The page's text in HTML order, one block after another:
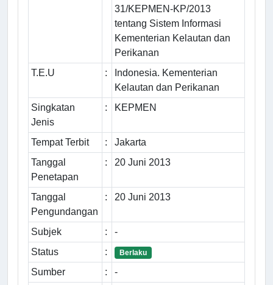
31/KEPMEN-KP/2013
tentang Sistem Informasi
Kementerian Kelautan dan
Perikanan
T.E.U
:
Indonesia. Kementerian
Kelautan dan Perikanan
Singkatan
Jenis
: KEPMEN
Tempat Terbit :
Jakarta
Tanggal
Penetapan
: 20 Juni 2013
Tanggal
Pengundangan
: 20 Juni 2013
Subjek :
-
Status
: Berlaku
Sumber : -